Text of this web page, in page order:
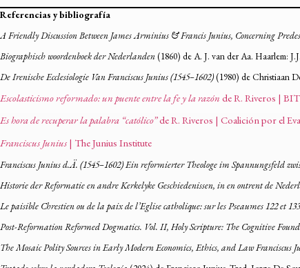
Referencias y bibliografía
A Friendly Discussion Between James Arminius & Francis Junius, Concerning
Biographisch woordenboek der Nederlanden(1860) de A. J. van der Aa. Haarlem:
De Irenische Ecclesiologie Van Franciscus Junius (1545–1602)(1980) de Christiaan
Escolasticismo reformado: un puente entre la fe y la razón de R. Riveros |
Es hora de recuperar la palabra “católico”de R. Riveros | Coalición por el
Franciscus Junius | The Junius Institute
Franciscus Junius d.Ä. (1545–1602) Ein reformierter Theologe im Spannungsfeld
Historie der Reformatie en andre Kerkelyke Geschiedenissen, in en ontrent de
Le paisible Chrestien ou de la paix de l’Eglise catholique: sur les Pseaumes 122 et
Post-Reformation Reformed Dogmatics. Vol. II, Holy Scripture: The Cognitive
The Mosaic Polity Sources in Early Modern Economics, Ethics, and Law Franciscus